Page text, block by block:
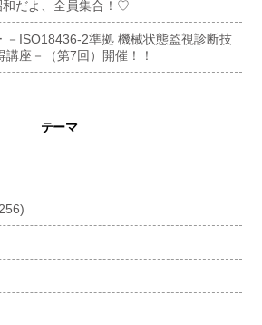
だよ、全員集合！♡
－ISO18436-2準拠 機械状態監視診断技
座－（第7回）開催！！
テーマ